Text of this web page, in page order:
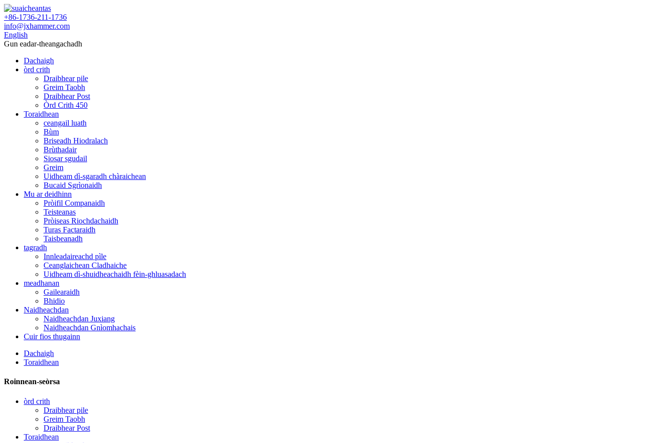
+86-1736-211-1736
info@jxhammer.com
English
Gun eadar-theangachadh
Dachaigh
òrd crith
Draibhear pile
Greim Taobh
Draibhear Post
Òrd Crith 450
Toraidhean
ceangail luath
Bùm
Briseadh Hiodralach
Brùthadair
Siosar sgudail
Greim
Uidheam dì-sgaradh chàraichean
Bucaid Sgrìonaidh
Mu ar deidhinn
Pròifil Companaidh
Teisteanas
Pròiseas Riochdachaidh
Turas Factaraidh
Taisbeanadh
tagradh
Innleadaireachd pìle
Ceanglaichean Cladhaiche
Uidheam dì-shuidheachaidh fèin-ghluasadach
meadhanan
Gailearaidh
Bhidio
Naidheachdan
Naidheachdan Juxiang
Naidheachdan Gnìomhachais
Cuir fios thugainn
Dachaigh
Toraidhean
Roinnean-seòrsa
òrd crith
Draibhear pile
Greim Taobh
Draibhear Post
Toraidhean